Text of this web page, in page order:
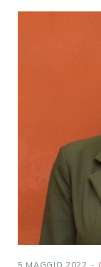
5 MAGGIO 2022